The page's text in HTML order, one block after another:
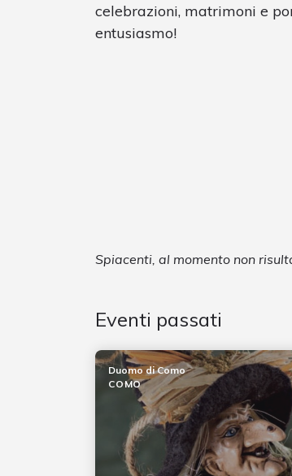
celebrazioni, matrimoni e
entusiasmo!
Spiacenti, al momento non
Eventi passati
Duomo di Como
COMO